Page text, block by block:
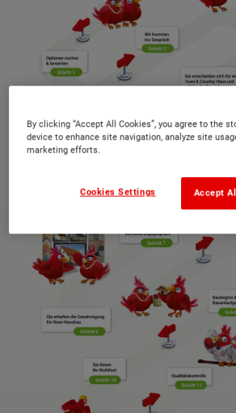
By clicking “Accept All Cookies”, you agree to the
device to enhance site navigation, analyze site
marketing efforts.
Accept
Cookies Settings